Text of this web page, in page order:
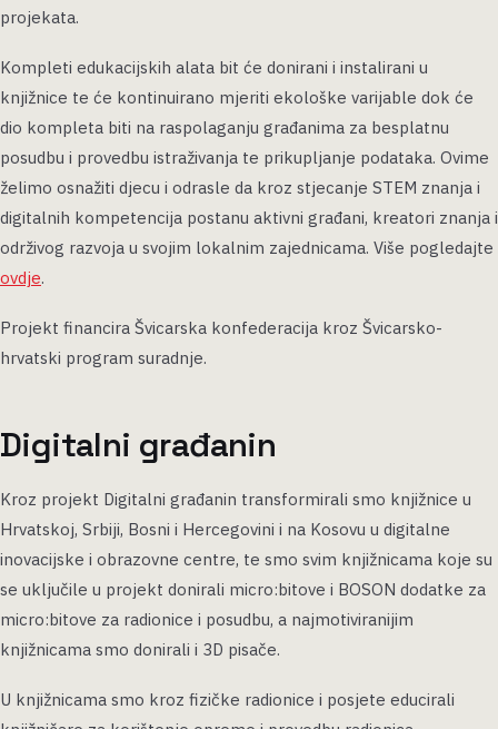
projekata.
Kompleti edukacijskih alata bit će donirani i instalirani u
knjižnice te će kontinuirano mjeriti ekološke varijable dok će
dio kompleta biti na raspolaganju građanima za besplatnu
posudbu i provedbu istraživanja te prikupljanje podataka. Ovime
želimo osnažiti djecu i odrasle da kroz stjecanje STEM znanja i
digitalnih kompetencija postanu aktivni građani, kreatori znanja i
održivog razvoja u svojim lokalnim zajednicama. Više pogledajte
ovdje.
Projekt financira Švicarska konfederacija kroz Švicarsko-
hrvatski program suradnje.
Digitalni građanin
Kroz projekt Digitalni građanin transformirali smo knjižnice u
Hrvatskoj, Srbiji, Bosni i Hercegovini i na Kosovu u digitalne
inovacijske i obrazovne centre, te smo svim knjižnicama koje su
se uključile u projekt donirali micro:bitove i BOSON dodatke za
micro:bitove za radionice i posudbu, a najmotiviranijim
knjižnicama smo donirali i 3D pisače.
U knjižnicama smo kroz fizičke radionice i posjete educirali